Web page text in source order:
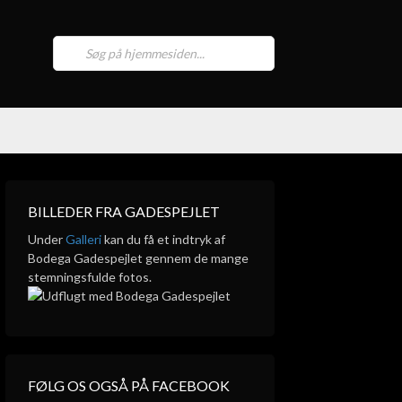
BILLEDER FRA GADESPEJLET
UnderGallerikan du få et indtryk af
Bodega Gadespejlet gennem de mange
stemningsfulde fotos.
FØLG OS OGSÅ PÅ FACEBOOK